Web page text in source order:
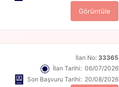
Görüntüle
İlan No: 33365
İlan Tarihi: 06/07/2026
Son Başvuru Tarihi: 20/08/2026